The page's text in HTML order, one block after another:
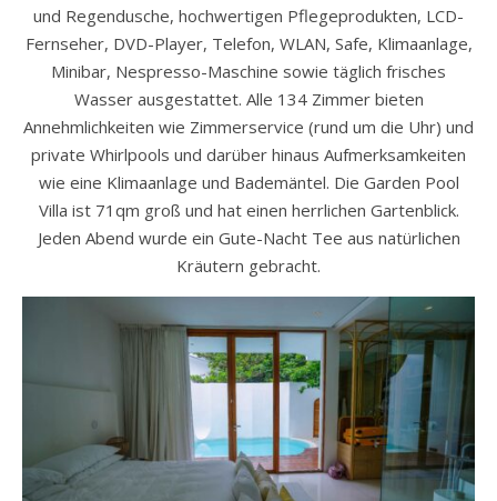
und Regendusche, hochwertigen Pflegeprodukten, LCD-
Fernseher, DVD-Player, Telefon, WLAN, Safe, Klimaanlage,
Minibar, Nespresso-Maschine sowie täglich frisches
Wasser ausgestattet. Alle 134 Zimmer bieten
Annehmlichkeiten wie Zimmerservice (rund um die Uhr) und
private Whirlpools und darüber hinaus Aufmerksamkeiten
wie eine Klimaanlage und Bademäntel. Die Garden Pool
Villa ist 71qm groß und hat einen herrlichen Gartenblick.
Jeden Abend wurde ein Gute-Nacht Tee aus natürlichen
Kräutern gebracht.